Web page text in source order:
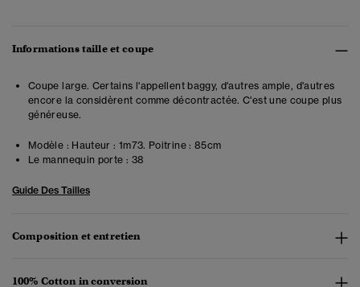
Informations taille et coupe
Coupe large. Certains l'appellent baggy, d'autres ample, d'autres
encore la considèrent comme décontractée. C'est une coupe plus
généreuse.
Modèle : Hauteur : 1m73. Poitrine : 85cm
Le mannequin porte : 38
Guide Des Tailles
Composition et entretien
100% Cotton in conversion